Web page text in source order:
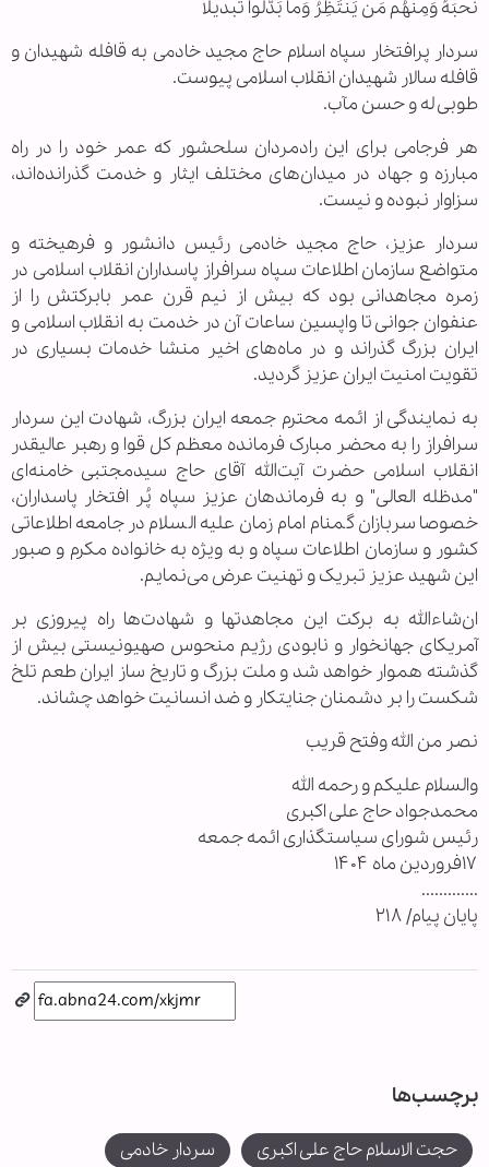
نَحبَهُ وَمِنهُم مَن یَنتَظِرُ وَما بَدَّلوا تَبدیلًا
سردار پرافتخار سپاه اسلام حاج مجید خادمی به قافله شهیدان و
قافله سالار شهیدان انقلاب اسلامی پیوست.
طوبی له و حسن مآب.
هر فرجامی برای این رادمردان سلحشور که عمر خود را در راه
مبارزه و جهاد در میدان‌های مختلف ایثار و خدمت گذرانده‌اند،
سزاوار نبوده و نیست.
سردار عزیز، حاج مجید خادمی رئیس دانشور و فرهیخته و
متواضع سازمان اطلاعات سپاه سرافراز پاسداران انقلاب اسلامی در
زمره مجاهدانی بود که بیش از نیم قرن عمر بابرکتش را از
عنفوان جوانی تا واپسین ساعات آن در خدمت به انقلاب اسلامی و
ایران بزرگ گذراند و در ماه‌های اخیر منشا خدمات بسیاری در
تقویت امنیت ایران عزیز گردید.
به نمایندگی از ائمه محترم جمعه ایران بزرگ، شهادت این سردار
سرافراز را به محضر مبارک فرمانده معظم کل قوا و رهبر عالیقدر
انقلاب اسلامی حضرت آیت‌الله آقای حاج سیدمجتبی خامنه‌ای
"مدظله العالی" و به فرماندهان عزیز سپاه پُر افتخار پاسداران،
خصوصا سربازان گمنام امام زمان علیه السلام در جامعه اطلاعاتی
کشور و سازمان اطلاعات سپاه و به ویژه به خانواده مکرم و صبور
این شهید عزیز تبریک و تهنیت عرض می‌نمایم.
ان‌شاءالله به برکت این مجاهدتها و شهادت‌ها راه پیروزی بر
آمریکای جهانخوار و نابودی رژیم منحوس صهیونیستی بیش از
گذشته هموار خواهد شد و ملت بزرگ و تاریخ ساز ایران طعم تلخ
شکست را بر دشمنان جنایتکار و ضد انسانیت خواهد چشاند.
نصر من الله وفتح قریب
والسلام علیکم و رحمه الله
محمدجواد حاج علی اکبری
رئیس شورای سیاستگذاری ائمه جمعه
۱۷فروردین ماه ۱۴۰۴
.............
پایان پیام/ ۲۱۸
برچسب‌ها
حجت الاسلام حاج علی اکبری سردار خادمی